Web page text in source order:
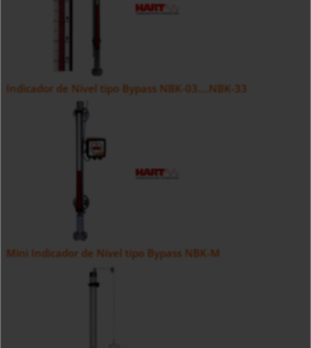
Indicador de Nível tipo Bypass NBK-03....NBK-33
Mini Indicador de Nível tipo Bypass NBK-M